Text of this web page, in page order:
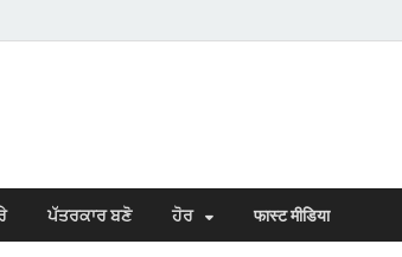
ਪੱਤਰਕਾਰ ਬਣੋ ਹੋਰ फास्ट मीडिया